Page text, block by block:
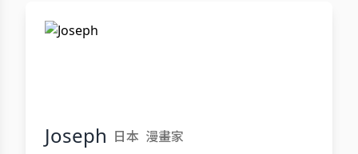
Joseph 日本 漫畫家